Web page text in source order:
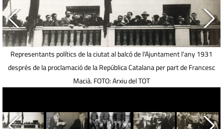
Representants polítics de la ciutat al balcó de l'Ajuntament l'any 1931
després de la proclamació de la República Catalana per part de Francesc
Macià. FOTO: Arxiu del TOT